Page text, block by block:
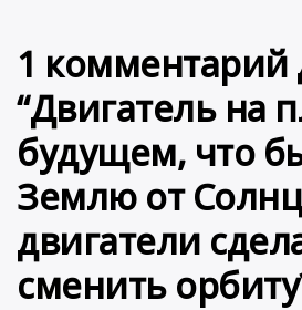
1 комментарий
“Двигатель на
будущем, что
Землю от
двигатели
сменить